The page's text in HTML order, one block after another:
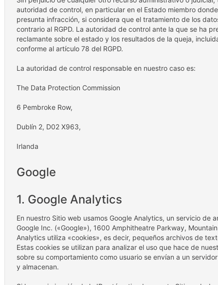
autoridad de control, en particular en el Estado miembro
presunta infracción, si considera que el tratamiento de los
contrario al RGPD. La autoridad de control ante la que se ha
reclamante sobre el estado y los resultados de la queja,
conforme al artículo 78 del RGPD.
La autoridad de control responsable en nuestro caso es:
The Data Protection Commission
6 Pembroke Row,
Dublín 2, D02 X963,
Irlanda
Google
1. Google Analytics
En nuestro Sitio web usamos Google Analytics, un servicio de
Google Inc. («Google»), 1600 Amphitheatre Parkway,
Analytics utiliza «cookies», es decir, pequeños archivos de
Estas cookies se utilizan para analizar el uso que hace de
sobre su comportamiento como usuario se envían a un
y almacenan.